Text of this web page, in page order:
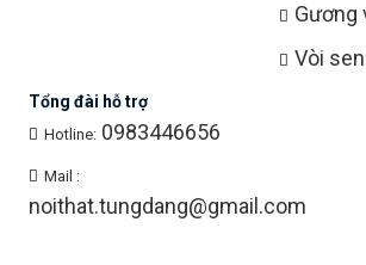
Gương
Vòi
Tổng đài hỗ trợ
Hotline: 0983446656
Mail :
noithat.tungdang@gmail.com